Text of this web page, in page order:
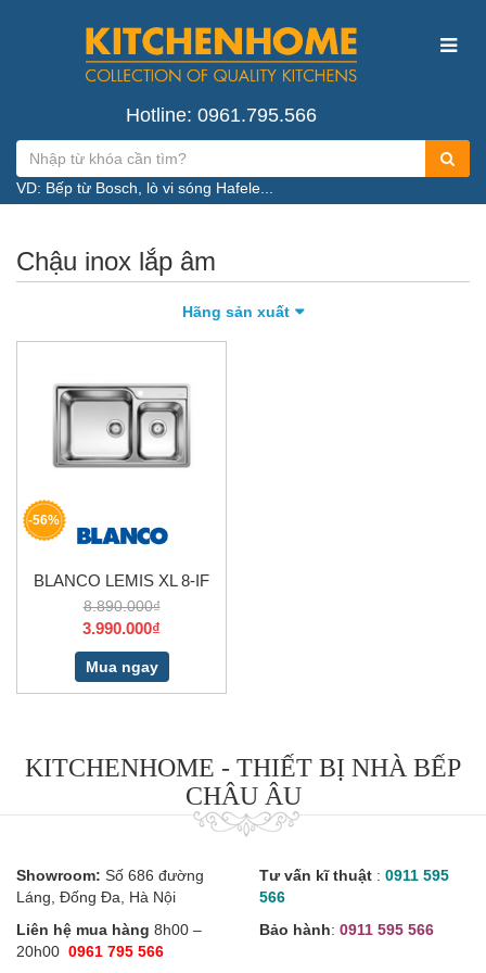
Hotline: 0961.795.566
VD: Bếp từ Bosch, lò vi sóng Hafele...
Chậu inox lắp âm
Hãng sản xuất
-56%
BLANCO LEMIS XL 8-IF
8.890.000₫
3.990.000₫
Mua ngay
KITCHENHOME - THIẾT BỊ NHÀ BẾP
CHÂU ÂU
Showroom: Số 686 đường
Láng, Đống Đa, Hà Nội
Liên hệ mua hàng 8h00 –
20h00 0961 795 566
Tư vấn kĩ thuật : 0911 595
566
Bảo hành: 0911 595 566